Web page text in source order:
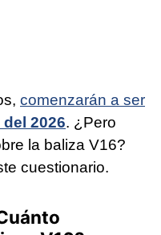
comenzarán a ser
2026. ¿Pero
la baliza V16?
cuestionario.